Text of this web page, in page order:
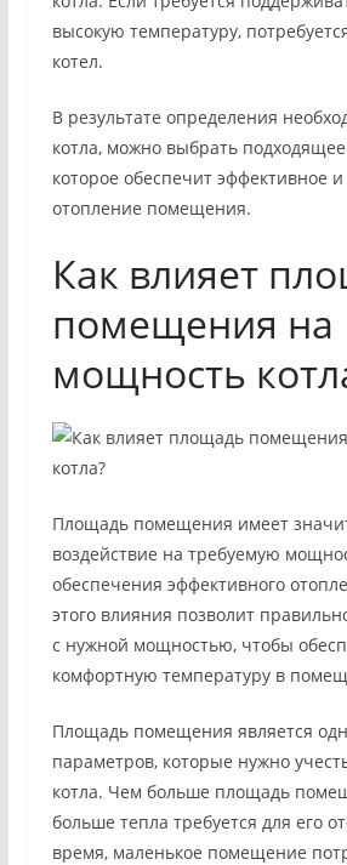
высокую температуру,
котел.
В результате определения
котла, можно выбрать
которое обеспечит эффективное
отопление помещения.
Как влияет
помещения на
мощность
Площадь помещения имеет
воздействие на требуемую
обеспечения эффективного
этого влияния позволит
с нужной мощностью, чтобы
комфортную температуру в
Площадь помещения является
параметров, которые нужно
котла. Чем больше площадь
больше тепла требуется для его
время, маленькое помещение